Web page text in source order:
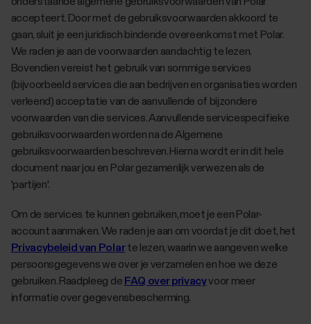
accepteert. Door met de gebruiksvoorwaarden akkoord te
gaan, sluit je een juridisch bindende overeenkomst met Polar.
We raden je aan de voorwaarden aandachtig te lezen.
Bovendien vereist het gebruik van sommige services
(bijvoorbeeld services die aan bedrijven en organisaties worden
verleend) acceptatie van de aanvullende of bijzondere
voorwaarden van die services. Aanvullende servicespecifieke
gebruiksvoorwaarden worden na de Algemene
gebruiksvoorwaarden beschreven. Hierna wordt er in dit hele
document naar jou en Polar gezamenlijk verwezen als de
'partijen'.
Om de services te kunnen gebruiken, moet je een Polar-
account aanmaken. We raden je aan om voordat je dit doet, het
Privacybeleid van Polarte lezen, waarin we aangeven welke
persoonsgegevens we over je verzamelen en hoe we deze
gebruiken. Raadpleeg de FAQ over privacyvoor meer
informatie over gegevensbescherming.